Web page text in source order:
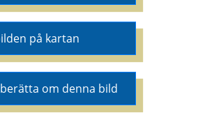
på kartan
om denna bild